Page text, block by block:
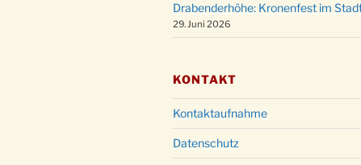
Drabenderhöhe: Kronenfest im
29. Juni 2026
KONTAKT
Kontaktaufnahme
Datenschutz